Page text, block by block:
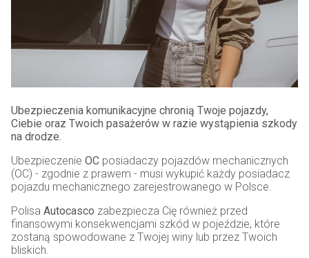
Ubezpieczenia komunikacyjne chronią Twoje pojazdy,
Ciebie oraz Twoich pasażerów w razie wystąpienia szkody
na drodze.
Ubezpieczenie OC posiadaczy pojazdów mechanicznych
(OC) - zgodnie z prawem - musi wykupić każdy posiadacz
pojazdu mechanicznego zarejestrowanego w Polsce.
Polisa Autocasco zabezpiecza Cię również przed
finansowymi konsekwencjami szkód w pojeździe, które
zostaną spowodowane z Twojej winy lub przez Twoich
bliskich.